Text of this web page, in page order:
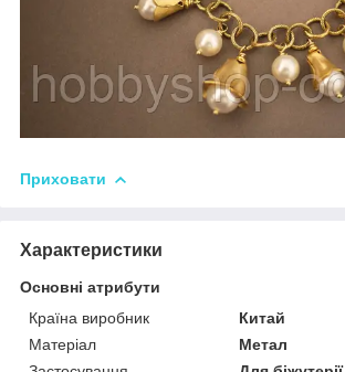
Приховати
Характеристики
Основні атрибути
Країна виробник
Китай
Матеріал
Метал